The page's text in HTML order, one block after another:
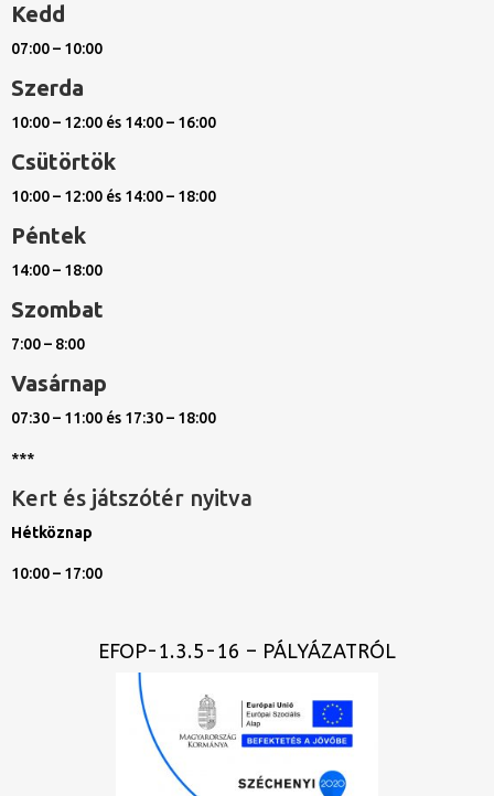
Kedd
07:00 – 10:00
Szerda
10:00 – 12:00 és 14:00 – 16:00
Csütörtök
10:00 – 12:00 és 14:00 – 18:00
Péntek
14:00 – 18:00
Szombat
7:00 – 8:00
Vasárnap
07:30 – 11:00 és 17:30 – 18:00
***
Kert és játszótér nyitva
Hétköznap
10:00 – 17:00
EFOP-1.3.5-16 – PÁLYÁZATRÓL